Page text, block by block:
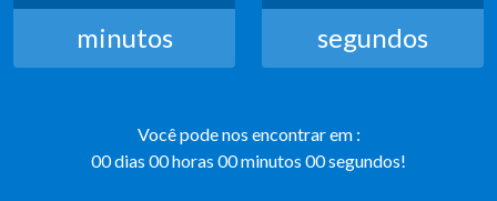
minutos segundos
Você pode nos encontrar em :
00dias 00horas 00minutos 00segundos!